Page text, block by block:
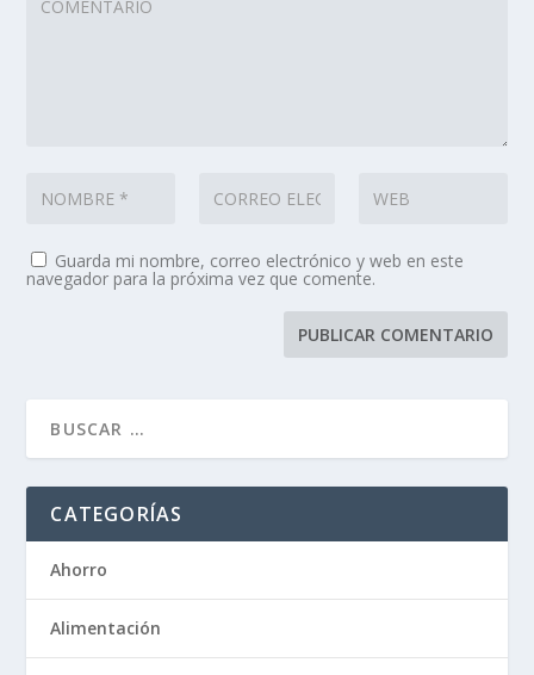
Guarda mi nombre, correo electrónico y web en este
navegador para la próxima vez que comente.
CATEGORÍAS
Ahorro
Alimentación